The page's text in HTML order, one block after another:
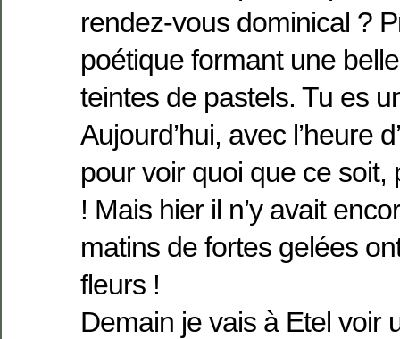
rendez-vous dominical ?
poétique formant une
teintes de pastels. Tu es
Aujourd’hui, avec l’heure
pour voir quoi que ce soit,
! Mais hier il n’y avait
matins de fortes gelées
fleurs !
Demain je vais à Etel voir